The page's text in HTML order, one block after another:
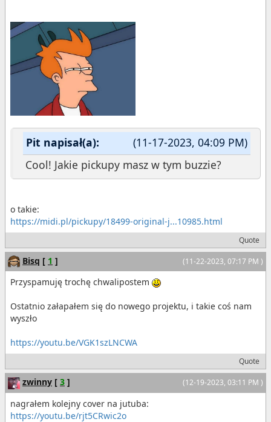
(11-17-2023, 04:09 PM)
Pit napisał(a):
Cool! Jakie pickupy masz w tym buzzie?
o takie:
https://midi.pl/pickupy/18499-original-j...10985.html
Quote
(11-22-2023, 07:17 PM )
Bisq [ 1 ]
Przyspamuję trochę chwalipostem
Ostatnio załapałem się do nowego projektu, i takie coś nam
wyszło
https://youtu.be/VGK1szLNCWA
Quote
(12-19-2023, 03:11 PM )
zwinny [ 3 ]
nagrałem kolejny cover na jutuba:
https://youtu.be/rjt5CRwic2o